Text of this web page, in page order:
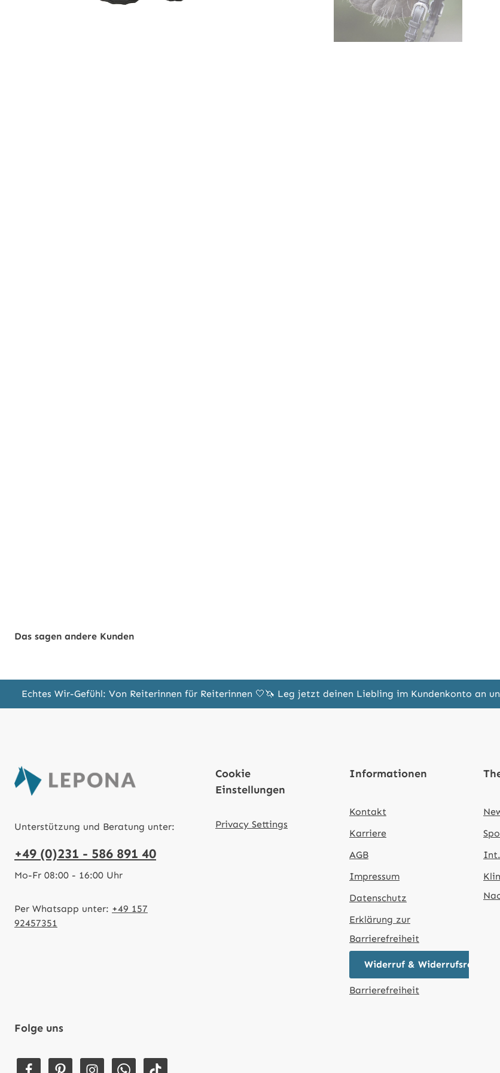
Das sagen andere Kunden
Echtes Wir-Gefühl: Von Reiterinnen für Reiterinnen 🤍🦄 Leg jetzt deinen Liebling im Kundenkonto an
Unterstützung und Beratung unter:
+49 (0)231 - 586 891 40
Mo-Fr 08:00 - 16:00 Uhr
Per Whatsapp unter: +49 157
92457351
Cookie
Einstellungen
Privacy Settings
Informationen
Kontakt
Karriere
AGB
Impressum
Datenschutz
Erklärung zur
Barrierefreiheit
Widerruf & Widerrufsrecht
Barrierefreiheit
Folge uns